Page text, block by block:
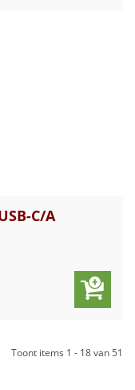
C/A
Toont items 1 - 18van 51